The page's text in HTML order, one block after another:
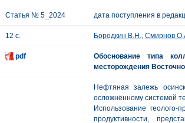
Статья № 5_2024 дата поступления в
12 с. Бородкин В.Н., Смирнов
pdf
Обоснование типа
месторождения
Нефтяная залежь
осложнённому системой
Использование
продуктивности,